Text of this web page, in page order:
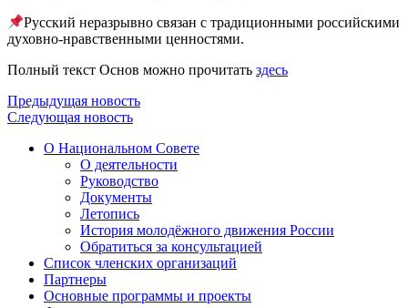
Русский неразрывно связан с традиционными российскими
духовно-нравственными ценностями.
Полный текст Основ можно прочитать здесь
Предыдущая новость
Следующая новость
О Национальном Совете
О деятельности
Руководство
Документы
Летопись
История молодёжного движения России
Обратиться за консультацией
Список членских организаций
Партнеры
Основные программы и проекты